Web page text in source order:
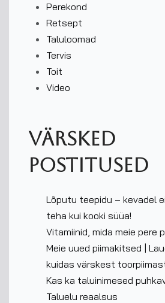
Perekond
Retsept
Taluloomad
Tervis
Toit
Video
Värsked
postitused
Lõputu teepidu – kevadel
teha kui kooki süüa!
Vitamiinid, mida meie pere
Meie uued piimakitsed |
kuidas värskest
Kas ka taluinimesed
Taluelu reaalsus